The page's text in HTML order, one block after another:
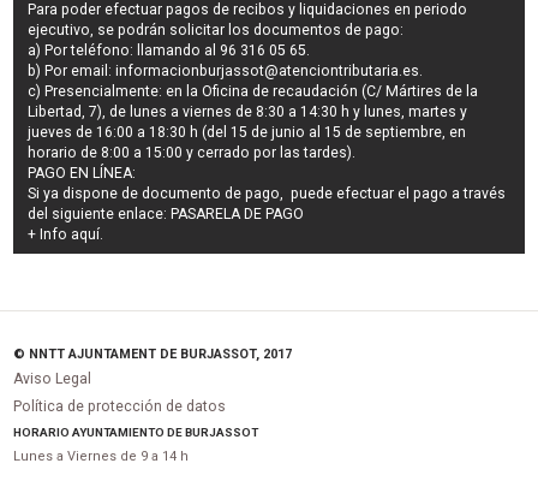
Para poder efectuar pagos derecibos y liquidaciones en periodo
ejecutivo, se podrán solicitar los documentos de pago:
a) Por teléfono: llamando al 96 316 05 65.
b) Por email:informacionburjassot@atenciontributaria.es.
c) Presencialmente: en la Oficina de recaudación (C/ Mártires de la
Libertad, 7), de lunes a viernes de 8:30 a 14:30 h y lunes, martes y
jueves de 16:00 a 18:30 h (del 15 de junio al 15 de septiembre, en
horario de 8:00 a 15:00 y cerrado por las tardes).
PAGO EN LÍNEA:
Si ya dispone de documento de pago, puede efectuar el pago a través
del siguiente enlace: PASARELA DE PAGO
+ Info aquí.
© NNTT AJUNTAMENT DE BURJASSOT, 2017
Aviso Legal
Política de protección de datos
HORARIO AYUNTAMIENTO DE BURJASSOT
Lunes a Viernes de 9 a 14 h